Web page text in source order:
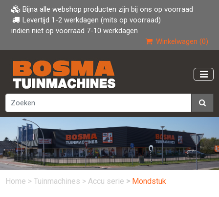
Bijna alle webshop producten zijn bij ons op voorraad
Levertijd 1-2 werkdagen (mits op voorraad)
indien niet op voorraad 7-10 werkdagen
Winkelwagen (0)
Home >Tuinmachines > Accu serie > Mondstuk